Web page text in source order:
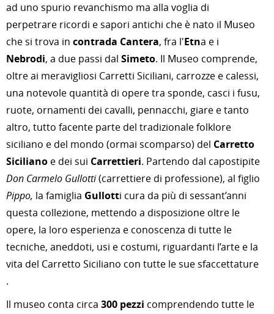
ad uno spurio revanchismo ma alla voglia di
perpetrare ricordi e sapori antichi che è nato il Museo
che si trova in contrada Cantera, fra l'Etna e i
Nebrodi, a due passi dal Simeto. Il Museo comprende,
oltre ai meravigliosi Carretti Siciliani, carrozze e calessi,
una notevole quantità di opere tra sponde, casci i fusu,
ruote, ornamenti dei cavalli, pennacchi, giare e tanto
altro, tutto facente parte del tradizionale folklore
siciliano e del mondo (ormai scomparso) del Carretto
Siciliano e dei sui Carrettieri. Partendo dal capostipite
Don Carmelo Gullotti(carrettiere di professione), al figlio
Pippo, la famiglia Gullotti cura da più di sessant’anni
questa collezione, mettendo a disposizione oltre le
opere, la loro esperienza e conoscenza di tutte le
tecniche, aneddoti, usi e costumi, riguardanti l’arte e la
vita del Carretto Siciliano con tutte le sue sfaccettature
.
Il museo conta circa 300 pezzi comprendendo tutte le